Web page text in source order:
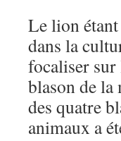
Le lion
dans la
focaliser
blason de
des quatre
animaux a